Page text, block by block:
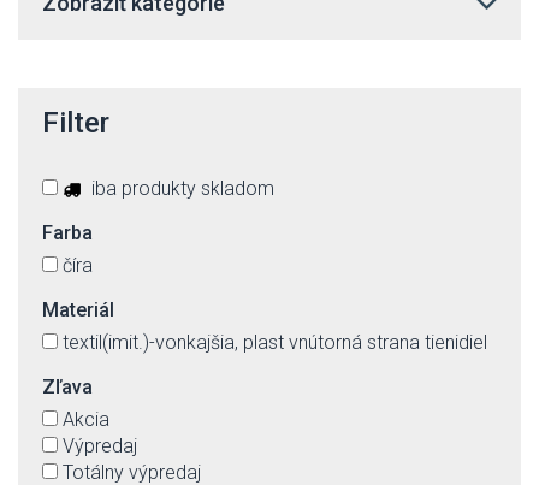
Filter
iba produkty skladom
Farba
číra
Materiál
textil(imit.)-vonkajšia, plast vnútorná strana tienidiel
Zľava
Akcia
Výpredaj
Totálny výpredaj